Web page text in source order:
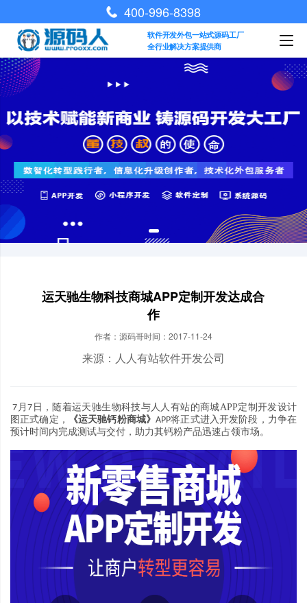
400-996-8398
软件开发外包一站式源码工厂
全行业解决方案提供商
运天驰生物科技商城APP定制开发达成合
作
作者：源码哥时间：2017-11-24
来源：人人有站软件开发公司
7 月7 日 ， 随着运天驰生物科技与人人有站的商城APP定制开发设计
图正式确定 ， 《运天驰钙粉商城》APP将正式进入开发阶段 ， 力争在
预计时间内完成测试与交付 ， 助力其钙粉产品迅速占领市场。